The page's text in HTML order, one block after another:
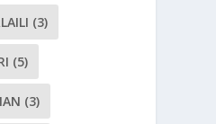
(3)
(5)
(3)